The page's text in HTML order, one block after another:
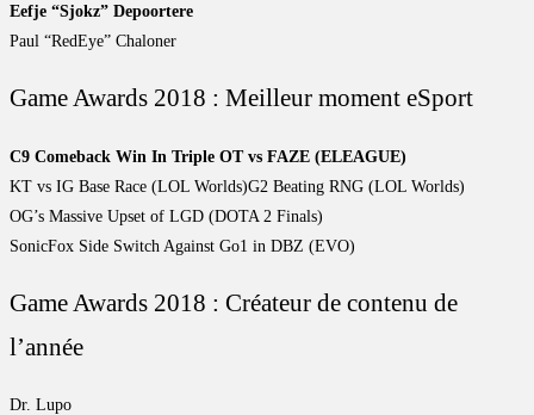
Eefje “Sjokz” Depoortere
Paul “RedEye” Chaloner
Game Awards 2018 : Meilleur moment eSport
C9 Comeback Win In Triple OT vs FAZE (ELEAGUE)
KT vs IG Base Race (LOL Worlds)G2 Beating RNG (LOL Worlds)
OG’s Massive Upset of LGD (DOTA 2 Finals)
SonicFox Side Switch Against Go1 in DBZ (EVO)
Game Awards 2018 : Créateur de contenu de
l’année
Dr. Lupo